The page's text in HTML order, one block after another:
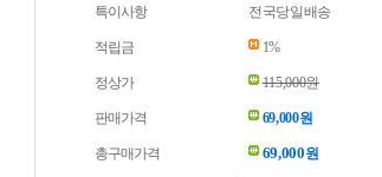
특이사항 전국당일배송
적립금 1%
정상가 115,000원
판매가격 69,000원
총구매가격 69,000원